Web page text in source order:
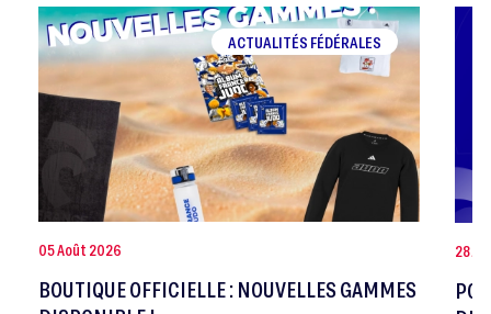
ACTUALITÉS FÉDÉRALES
05 Août 2026
BOUTIQUE OFFICIELLE : NOUVELLES GAMMES
28